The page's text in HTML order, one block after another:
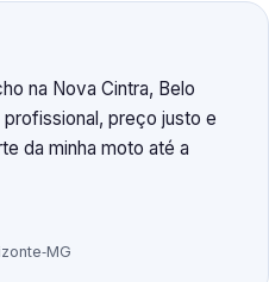
na Nova Cintra, Belo
preço justo e
da minha moto até a